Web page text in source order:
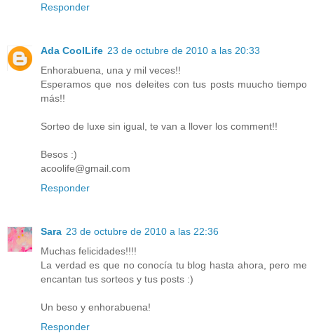
Responder
Ada CoolLife 23 de octubre de 2010 a las 20:33
Enhorabuena, una y mil veces!!
Esperamos que nos deleites con tus posts muucho tiempo
más!!
Sorteo de luxe sin igual, te van a llover los comment!!
Besos :)
acoolife@gmail.com
Responder
Sara 23 de octubre de 2010 a las 22:36
Muchas felicidades!!!!
La verdad es que no conocía tu blog hasta ahora, pero me
encantan tus sorteos y tus posts :)
Un beso y enhorabuena!
Responder